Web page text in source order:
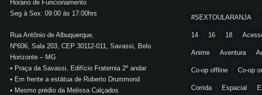
Horário de Funcionamento
Seg à Sex: 09:00 às 17:00hrs
Rua Antônio de Albuquerque,
Nº606, Sala 203, CEP 30112-011, Savassi, Belo
Horizonte – MG
• Praça da Savassi, Edifício Fraternia 2º andar
• Em frente a estátua de Roberto Drummond
• Mesmo prédio da Melissa Calçados
#SEXTOULARANJA
14 16 18
Anime Aventura
Co-op offline Co-op
Corrida Espacial